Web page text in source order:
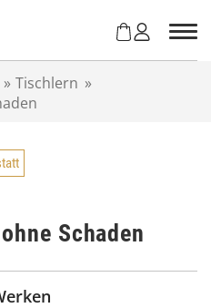
» Tischlern »
Schaden